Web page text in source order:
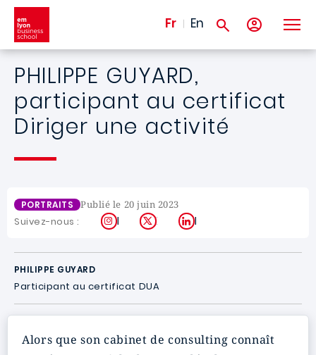
Aller au contenu principal
Fr En
PHILIPPE GUYARD,
participant au certificat
Diriger une activité
PORTRAITS Publié le 20 juin 2023
Suivez-nous : Instagram
X LinkedIn
PHILIPPE GUYARD
Participant au certificat DUA
Alors que son cabinet de consulting connaît